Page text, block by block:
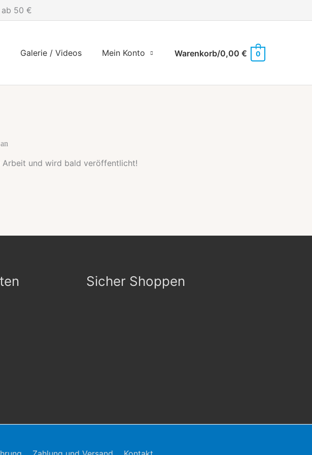
ab 50 €
Galerie / Videos Mein Konto Warenkorb/0,00€ 0
Arbeit und wird bald veröffentlicht!
Sicher Shoppen